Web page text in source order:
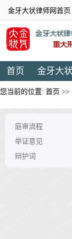
金牙大状律师网首页
首页 金牙大状
您当前的位置: 首页 >>
庭审流程
举证意见
辩护词